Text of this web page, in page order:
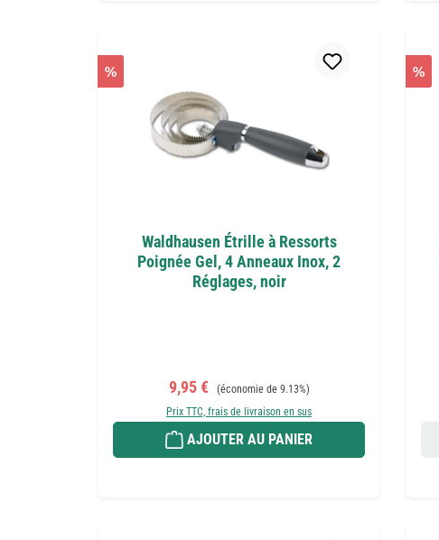
%
Waldhausen Étrille à Ressorts
Poignée Gel, 4 Anneaux Inox, 2
Réglages, noir
Prix de vente :
9,95 € Prix régulier :
(économie de 9.13%)
Prix TTC, frais de livraison en sus
AJOUTER AU PANIER
%